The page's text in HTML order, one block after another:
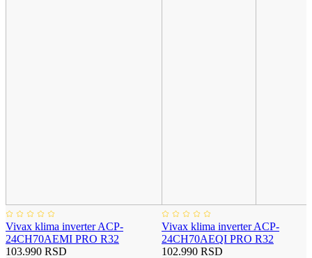
Vivax klima inverter ACP-
24CH70AEMI PRO R32
103.990 RSD
Vivax klima inverter ACP-
24CH70AEQI PRO R32
102.990 RSD